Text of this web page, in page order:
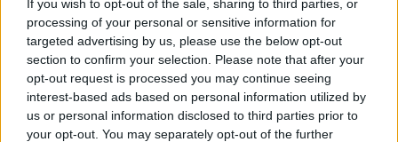
If you wish to opt-out of the sale, sharing to third parties, or
processing of your personal or sensitive information for
targeted advertising by us, please use the below opt-out
section to confirm your selection. Please note that after your
opt-out request is processed you may continue seeing
interest-based ads based on personal information utilized by
us or personal information disclosed to third parties prior to
your opt-out. You may separately opt-out of the further
αξιωματούχοι και πολιτικοί από την Ελλάδα και την
Ευρωπαϊκή Ένωση, διπλωμάτες, οικονομικοί ακόλουθοι,
στελέχη πρεσβειών και πολλοί άλλοι. Κεντρικός
ομιλητής είναι παραδοσιακά ο Πρωθυπουργός της
Ελλάδας ενώ την έναρξη των εργασιών του συνεδρίου
πραγματοποιεί ο Αρχηγός της Αξιωματικής